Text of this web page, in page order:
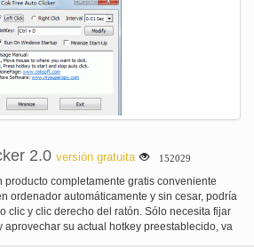
2.0 versión gratuita 152029
producto completamente gratis conveniente
ordenador automáticamente y sin cesar, podría
clic y clic derecho del ratón. Sólo necesita fijar
aprovechar su actual hotkey preestablecido, va